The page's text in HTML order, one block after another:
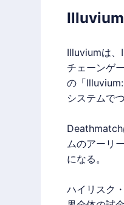
Illuvium
Illuviumは、
チェーンゲ
の「Illuvium
システムで
Deathmatch
ムのアーリ
になる。
ハイリスク